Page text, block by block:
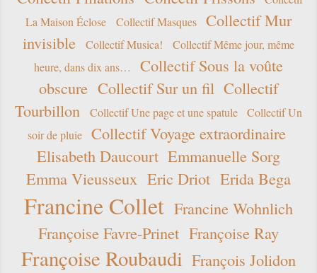
La Maison Éclose
Collectif Masques
Collectif Mur
invisible
Collectif Musica!
Collectif Même jour, même
heure, dans dix ans…
Collectif Sous la voûte
obscure Collectif Sur un fil Collectif
Tourbillon
Collectif Une page et une spatule
Collectif Un
soir de pluie
Collectif Voyage extraordinaire
Elisabeth Daucourt Emmanuelle Sorg
Emma Vieusseux Eric Driot Erida Bega
Francine Collet Francine Wohnlich
Françoise Favre-Prinet Françoise Ray
Françoise Roubaudi François Jolidon